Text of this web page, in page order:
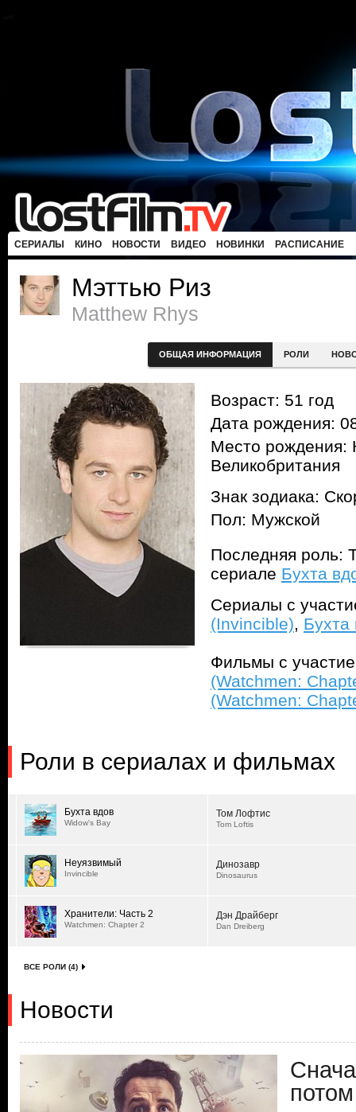
СЕРИАЛЫ КИНО НОВОСТИ ВИДЕО НОВИНКИ РАСПИСАНИЕ
Мэттью Риз
Matthew Rhys
ОБЩАЯ ИНФОРМАЦИЯ РОЛИ
Возраст: 51 год
Дата рождения:
Место рождения:
Великобритания
Знак зодиака:
Пол: Мужской
Последняя роль:
сериале Бухта
Сериалы с
(Invincible), Бухта
Фильмы с
(Watchmen:
(Watchmen:
Роли в сериалах и фильмах
Бухта вдов
Widow's Bay
Том Лофтис
Tom Loftis
Неуязвимый
Invincible
Динозавр
Dinosaurus
Хранители: Часть 2
Watchmen: Chapter 2
Дэн Драйберг
Dan Dreiberg
ВСЕ РОЛИ (4)
Новости